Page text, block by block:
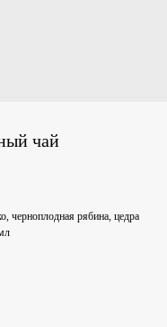
чай
черноплодная рябина, цедра